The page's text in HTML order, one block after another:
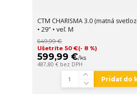
CTM CHARISMA 3.0 (matná
• 29" • veľ. M
649,99 €
Ušetríte 50 €(- 8 %)
599,99 €/ks
487,80 € bez DPH
Pridať do